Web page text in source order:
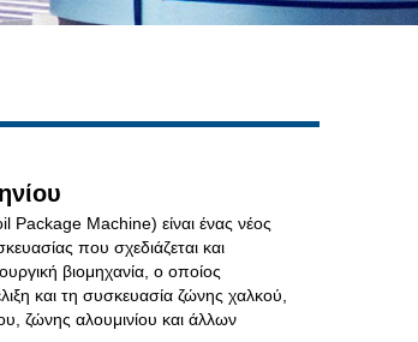
Machine) είναι ένας νέος
που σχεδιάζεται και
βιομηχανία, ο οποίος
και τη συσκευασία ζώνης χαλκού,
ζώνης αλουμινίου και άλλων